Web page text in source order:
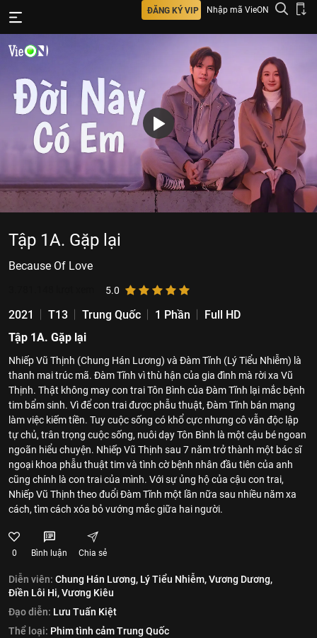
ĐĂNG KÝ VIP Nhập mã VieON
Tập 1A. Gặp lại
Because Of Love
5.0
2021 T13 Trung Quốc 1 Phần
Full HD
Tập 1A. Gặp lại
Nhiếp Vũ Thịnh (Chung Hán Lương) và Đàm Tĩnh (Lý Tiểu Nhiễm) là
thanh mai trúc mã. Đàm Tĩnh vì thù hận của gia đình mà rời xa Vũ
Thịnh. Thật không may con trai Tôn Bình của Đàm Tĩnh lại mắc bệnh
tim bẩm sinh. Vì để con trai được phẫu thuật, Đàm Tĩnh bán mạng
làm việc kiếm tiền. Tuy cuộc sống có khổ cực nhưng cô vẫn độc lập
tự chủ, trân trọng cuộc sống, nuôi dạy Tôn Bình là một cậu bé ngoan
ngoãn hiểu chuyện. Nhiếp Vũ Thịnh sau 7 năm trở thành một bác sĩ
ngoại khoa phẫu thuật tim và tình cờ bệnh nhân đầu tiên của anh
cũng chính là con trai của mình. Với sự ủng hộ của cậu con trai,
Nhiếp Vũ Thịnh theo đuổi Đàm Tĩnh một lần nữa sau nhiều năm xa
cách, tìm cách xóa bỏ vướng mắc giữa hai người.
0 Bình luận Chia sẻ
Diễn viên: Chung Hán Lương, Lý Tiểu Nhiễm,Vương Dương,
Điền Lôi Hi,Vương Kiêu
Đạo diễn: Lưu Tuấn Kiệt
Thể loại: Phim tình cảm Trung Quốc